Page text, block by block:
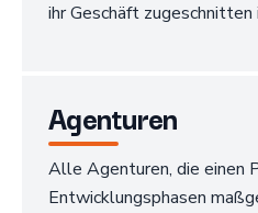
ihr Geschäft zugeschnitten
Agenturen
Alle Agenturen, die einen
Entwicklungsphasen